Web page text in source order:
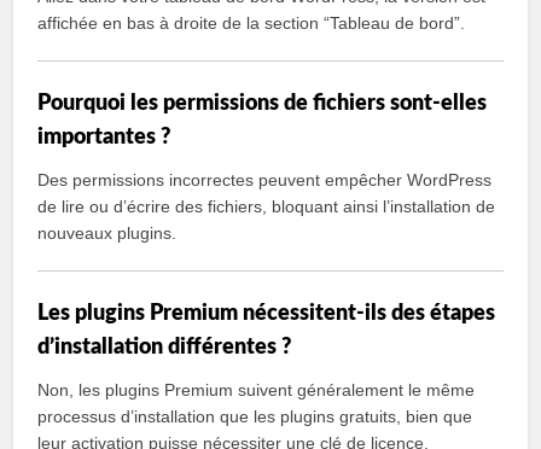
affichée en bas à droite de la section “Tableau de bord”.
Pourquoi les permissions de fichiers sont-elles
importantes ?
Des permissions incorrectes peuvent empêcher WordPress
de lire ou d’écrire des fichiers, bloquant ainsi l’installation de
nouveaux plugins.
Les plugins Premium nécessitent-ils des étapes
d’installation différentes ?
Non, les plugins Premium suivent généralement le même
processus d’installation que les plugins gratuits, bien que
leur activation puisse nécessiter une clé de licence.